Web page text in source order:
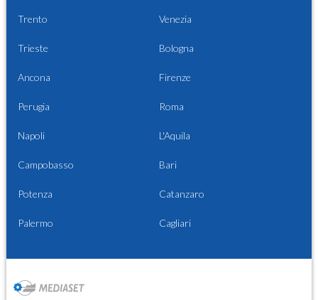
Trento Venezia
Trieste Bologna
Ancona Firenze
Perugia Roma
Napoli L'Aquila
Campobasso Bari
Potenza Catanzaro
Palermo Cagliari